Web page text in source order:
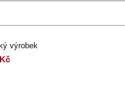
výrobek